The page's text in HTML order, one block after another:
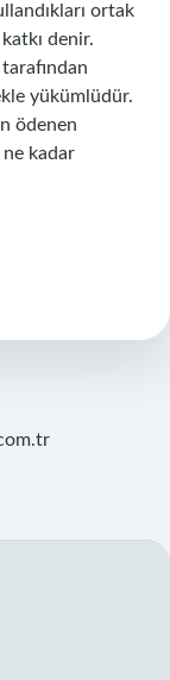
ortak
denir.
yükümlüdür.
ödenen
ne kadar